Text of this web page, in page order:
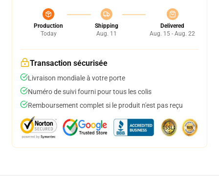
Production
Today
Shipping
Aug. 11
Delivered
Aug. 15 - Aug. 22
Transaction sécurisée
Livraison mondiale à votre porte
Numéro de suivi fourni pour tous les colis
Remboursement complet si le produit n'est pas reçu